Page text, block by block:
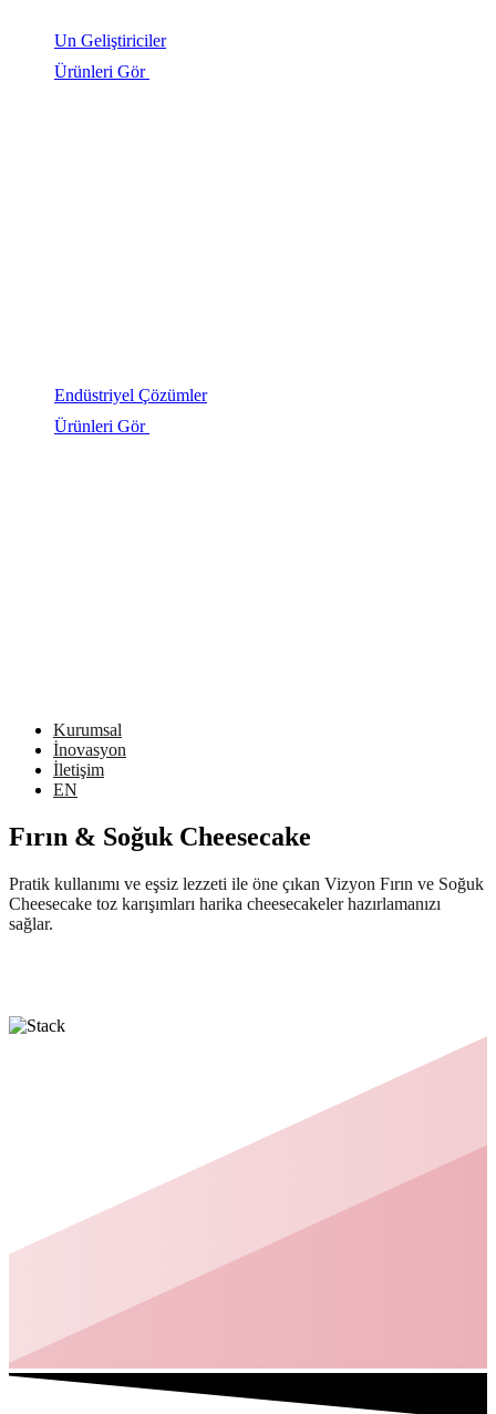
Un Geliştiriciler
Ürünleri Gör
Endüstriyel Çözümler
Ürünleri Gör
Kurumsal
İnovasyon
İletişim
EN
Fırın & Soğuk Cheesecake
Pratik kullanımı ve eşsiz lezzeti ile öne çıkan Vizyon Fırın ve Soğuk
Cheesecake toz karışımları harika cheesecakeler hazırlamanızı
sağlar.